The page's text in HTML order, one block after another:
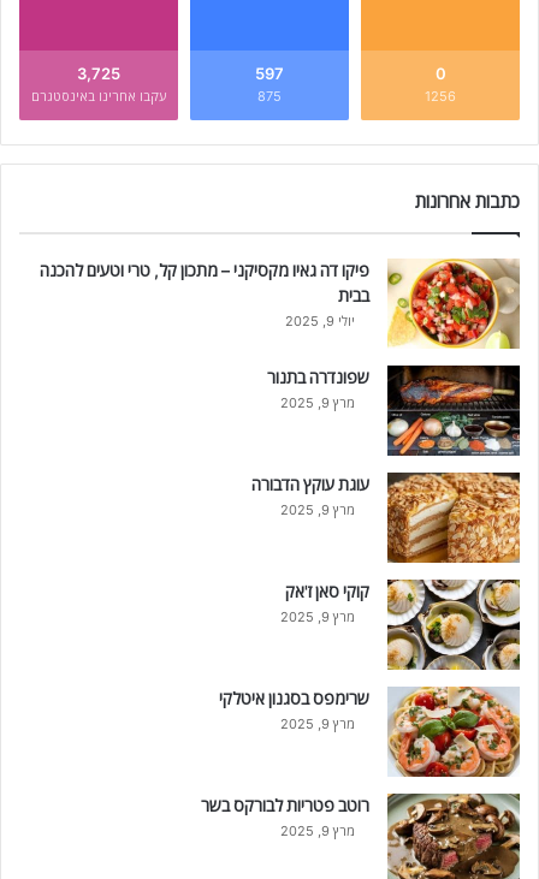
0
1256
597
875
3,725
עקבו אחרינו באינסטגרם
כתבות אחרונות
פיקו דה גאיו מקסיקני – מתכון קל, טרי וטעים להכנה
בבית
יולי 9, 2025
שפונדרה בתנור
מרץ 9, 2025
עוגת עוקץ הדבורה
מרץ 9, 2025
קוקי סאן ז'אק
מרץ 9, 2025
שרימפס בסגנון איטלקי
מרץ 9, 2025
רוטב פטריות לבורקס בשר
מרץ 9, 2025